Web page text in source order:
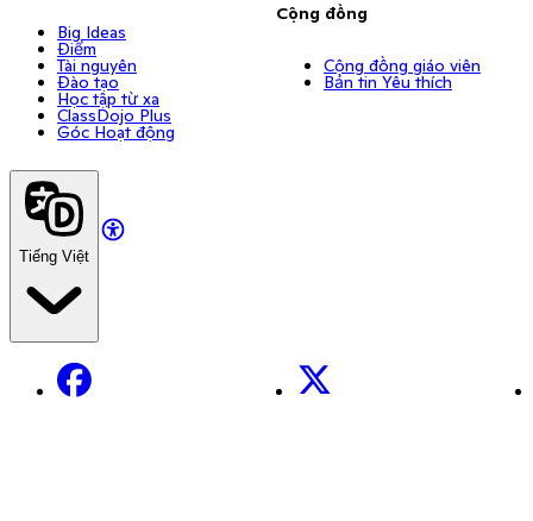
Big Ideas
Điểm
Tài nguyên
Đào tạo
Học tập từ xa
ClassDojo Plus
Góc Hoạt động
Cộng đồng
Cộng đồng giáo viên
Bản tin Yêu thích
Tiếng Việt
Facebook X